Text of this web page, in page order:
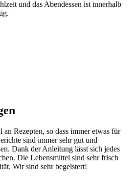
und das Abendessen ist innerhalb
Rezepten, so dass immer etwas für
sind immer sehr gut und
Dank der Anleitung lässt sich jedes
Die Lebensmittel sind sehr frisch
Wir sind sehr begeistert!